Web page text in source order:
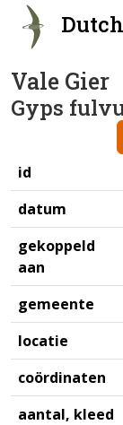
Vale Gier
Gyps
id
datum
gekoppeld
aan
gemeente
locatie
coördinaten
aantal, kleed